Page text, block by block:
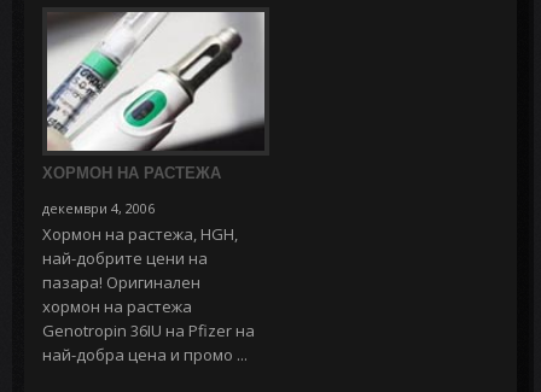
ХОРМОН НА РАСТЕЖА
декември 4, 2006
Хормон на растежа, HGH,
най-добрите цени на
пазара! Оригинален
хормон на растежа
Genotropin 36IU на Pfizer на
най-добра цена и промо ...